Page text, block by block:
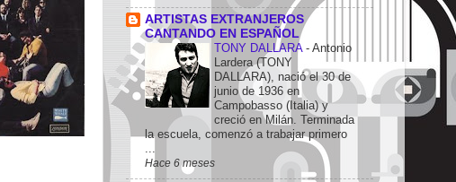
ARTISTAS EXTRANJEROS
CANTANDO EN ESPAÑOL
TONY DALLARA - Antonio
Lardera (TONY
DALLARA), nació el 30 de
junio de 1936 en
Campobasso (Italia) y
creció en Milán. Terminada
la escuela, comenzó a trabajar primero
...
Hace 6 meses